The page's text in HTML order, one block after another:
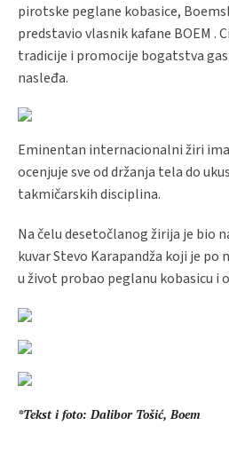
pirotske peglane kobasice,
predstavio vlasnik kafane BOEM .
tradicije i promocije bogatstva
nasleđa.
Eminentan internacionalni žiri
ocenjuje sve od držanja tela do
takmičarskih disciplina.
Na čelu desetočlanog žirija je bio
kuvar Stevo Karapandža koji je
u život probao peglanu kobasicu i
*Tekst i foto: Dalibor Tošić, Boem